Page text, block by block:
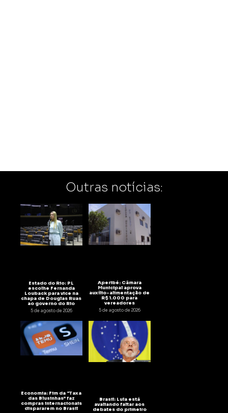
Outras notícias:
Estado do Rio: PL
escolhe Fernanda
Louback para vice na
chapa de Douglas Ruas
ao governo do Rio
5 de agosto de 2026
Aperibé: Câmara
Municipal aprova
auxílio-alimentação de
R$ 1.000 para
vereadores
5 de agosto de 2026
Economia: Fim da “Taxa
das Blusinhas” faz
compras internacionais
dispararem no Brasil
Brasil: Lula está
avaliando faltar aos
debates do primeiro